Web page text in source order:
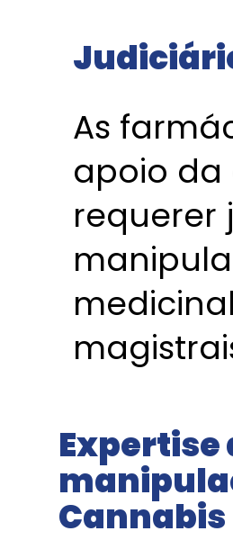
As
apoio
requerer
Expertise
Cannabis